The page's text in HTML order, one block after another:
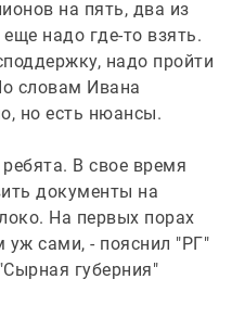
на пять, два из
надо где-то взять.
надо пройти
словам Ивана
но есть нюансы.
В свое время
документы на
На первых порах
уж сами, - пояснил "РГ"
губерния"